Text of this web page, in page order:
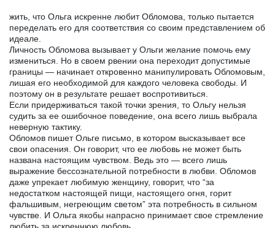
жить, что Ольга искренне любит Обломова, только пытается
переделать его для соответствия со своим представлением об
идеале.
Личность Обломова вызывает у Ольги желание помочь ему
измениться. Но в своем рвении она переходит допустимые
границы — начинает откровенно манипулировать Обломовым,
лишая его необходимой для каждого человека свободы. И
поэтому он в результате решает воспротивиться.
Если придерживаться такой точки зрения, то Ольгу нельзя
судить за ее ошибочное поведение, она всего лишь выбрала
неверную тактику.
Обломов пишет Ольге письмо, в котором высказывает все
свои опасения. Он говорит, что ее любовь не может быть
названа настоящим чувством. Ведь это — всего лишь
выражение бессознательной потребности в любви. Обломов
даже упрекает любимую женщину, говорит, что “за
недостатком настоящей пищи, настоящего огня, горит
фальшивым, негреющим светом” эта потребность в сильном
чувстве. И Ольга якобы напрасно принимает свое стремление
любить за искреннюю любовь.